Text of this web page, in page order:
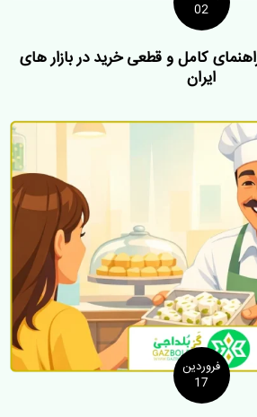
02
راهنمای کامل و قطعی خرید در بازار های
ایران
فروردین
17